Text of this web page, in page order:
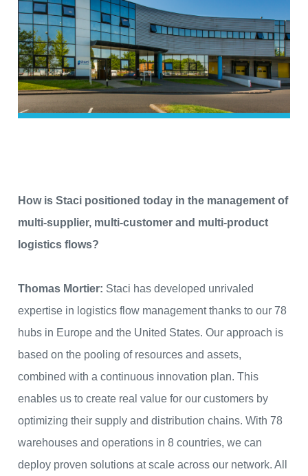
How is Staci positioned today in the management of
multi-supplier, multi-customer and multi-product
logistics flows?
Thomas Mortier: Staci has developed unrivaled
expertise in logistics flow management thanks to our 78
hubs in Europe and the United States. Our approach is
based on the pooling of resources and assets,
combined with a continuous innovation plan. This
enables us to create real value for our customers by
optimizing their supply and distribution chains. With 78
warehouses and operations in 8 countries, we can
deploy proven solutions at scale across our network. All